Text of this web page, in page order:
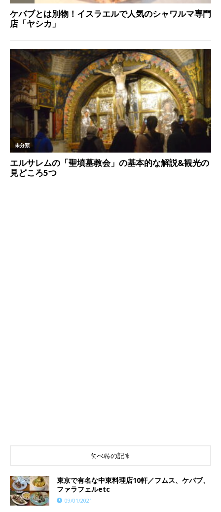
食べ物の記事
東京で有名な中東料理店10軒／フムス、ケバブ、
ファラフェルetc
09/01/2021